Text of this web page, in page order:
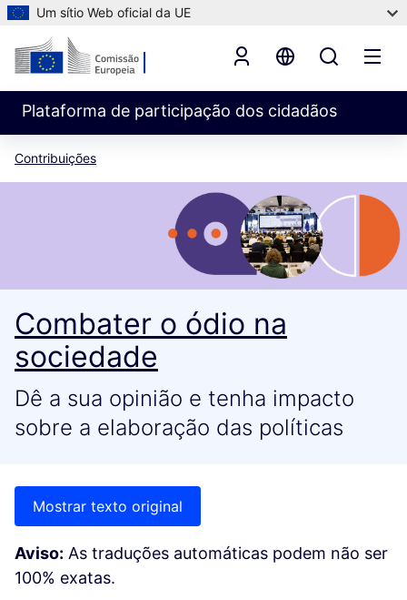
Um sítio Web oficial da UE
Plataforma de participação dos cidadãos
Contribuições
Combater o ódio na
sociedade
Dê a sua opinião e tenha impacto
sobre a elaboração das políticas
Mostrar texto original
Aviso: As traduções automáticas podem não ser
100% exatas.